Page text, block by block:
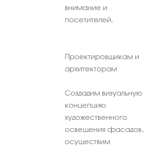
внимание и
посетителей.
Проектировщикам и
архитекторам
Создадим визуальную
концепцию
художественного
освещения фасадов,
осуществим